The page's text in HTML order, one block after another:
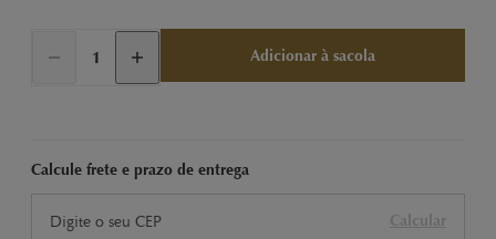
Adicionar à sacola
Calcule frete e prazo de entrega
Calcular